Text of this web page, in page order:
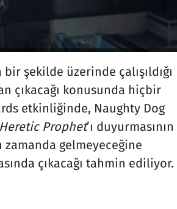
şekilde üzerinde çalışıldığı
çıkacağı konusunda hiçbir
etkinliğinde, Naughty Dog
Prophet’ı duyurmasının
zamanda gelmeyeceğine
çıkacağı tahmin ediliyor.